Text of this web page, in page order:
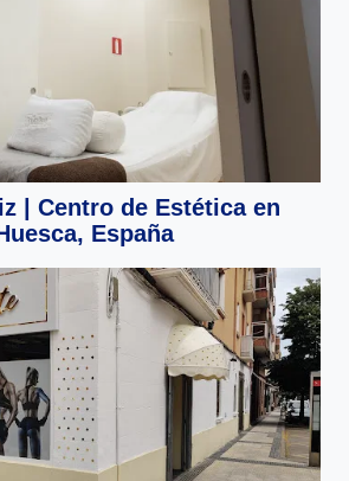
| Centro de Estética en
España